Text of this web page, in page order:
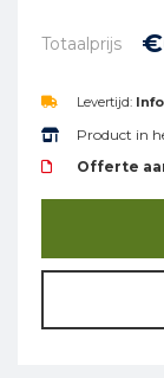
Totaalprijs €
Levertijd:
Product in
Offerte